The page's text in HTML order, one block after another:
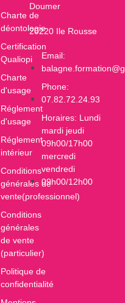
Charte de
déontologie
Certification
Qualiopi
Charte
d'usage
Réglement
d'usage
Réglement
intérieur
Conditions
générales de
vente(professionnel)
Conditions
générales
de vente
(particulier)
Politique de
confidentialité
Doumer
20220 Ile Rousse
Email:
Phone:
07.82.72.24.93
Horaires: Lundi
mardi jeudi
09h00/17h00
mercredi
vendredi
09h00/12h00